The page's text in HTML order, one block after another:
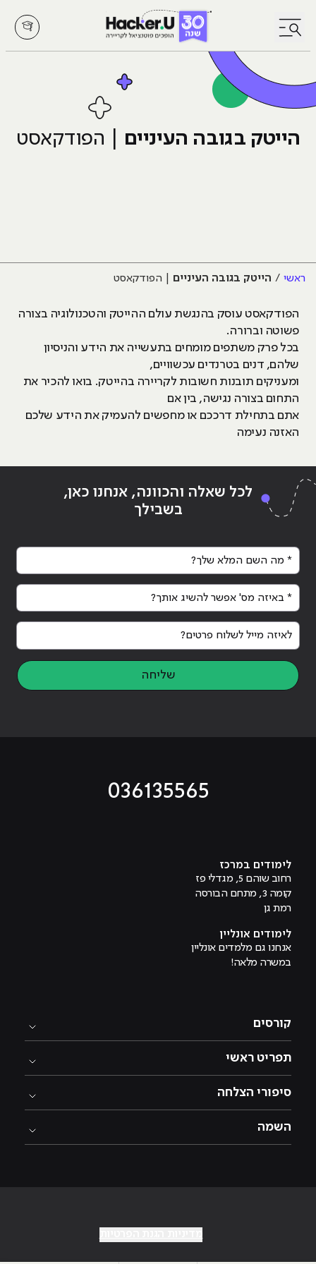
לחץ לפתיחת/סגירת תפריט
הייטק בגובה העיניים | הפודקאסט
ראשי הייטק בגובה העיניים | הפודקאסט
הפודקאסט עוסק בהנגשת עולם ההייטק והטכנולוגיה בצורה
פשוטה וברורה.
בכל פרק משתפים מומחים בתעשייה את הידע והניסיון
שלהם, דנים בטרנדים עכשוויים,
ומעניקים תובנות חשובות לקריירה בהייטק. בואו להכיר את
התחום בצורה נגישה, בין אם
אתם בתחילת דרככם או מחפשים להעמיק את הידע שלכם
האזנה נעימה
לכל שאלה והכוונה, אנחנו כאן,
בשבילך
* מה השם המלא שלך?
* באיזה מס' אפשר להשיג אותך?
לאיזה מייל לשלוח פרטים?
שליחה
036135565
לימודים במרכז
רחוב שוהם 5, מגדלי פז
קומה 3, מתחם הבורסה
רמת גן
לימודים אונליין
אנחנו גם מלמדים אונליין
במשרה מלאה!
קורסים
תפריט ראשי
סיפורי הצלחה
השמה